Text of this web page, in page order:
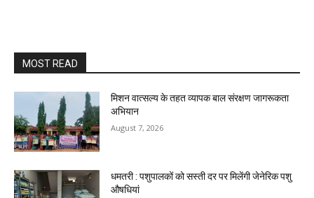
MOST READ
मिशन वात्सल्य के तहत व्यापक बाल संरक्षण जागरूकता
अभियान
August 7, 2026
धमतरी : पशुपालकों को सस्ती दर पर मिलेंगी जेनेरिक पशु
औषधियां